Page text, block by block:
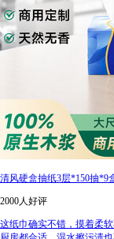
清风硬盒抽纸3层*150抽*9
2000人好评
这纸巾确实不错，摸着柔